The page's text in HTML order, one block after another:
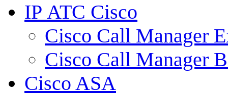
IP АТС Cisco
Cisco Call Manager
Cisco Call Manager
Cisco ASA